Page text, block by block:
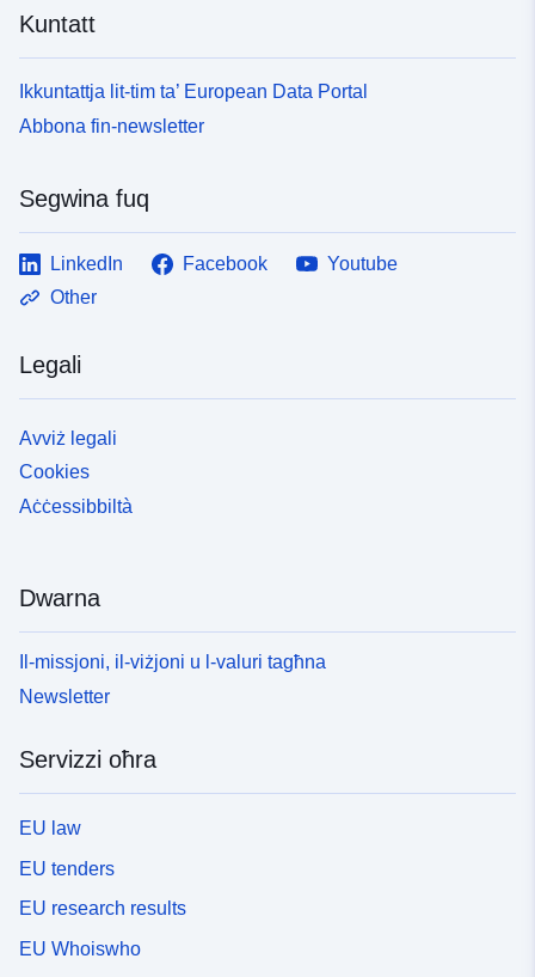
Kuntatt
Ikkuntattja lit-tim ta’ European Data Portal
Abbona fin-newsletter
Segwina fuq
LinkedIn Facebook
Youtube
Other
Legali
Avviż legali
Cookies
Aċċessibbiltà
Dwarna
Il-missjoni, il-viżjoni u l-valuri tagħna
Newsletter
Servizzi oħra
EU law
EU tenders
EU research results
EU Whoiswho